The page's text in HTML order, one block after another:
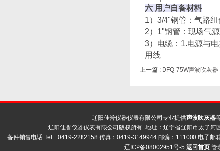
六 用户自备材料
1）3/4"钢管：气路
2）1"钢管：现场气
3）电缆： 1.电源与
用线
上一篇 : DFQ-75W声波吹灰器
辽阳佳誉仪器仪表有限公司专业提供声波吹灰器
辽阳佳誉仪器仪表有限公司版权所有 地址：辽宁省辽阳市太子河
备件销售电话 Tel：0419-2282158 传真：0419-3149944 邮编：111000 电子邮
辽ICP备08002951号-5 返回首页 管